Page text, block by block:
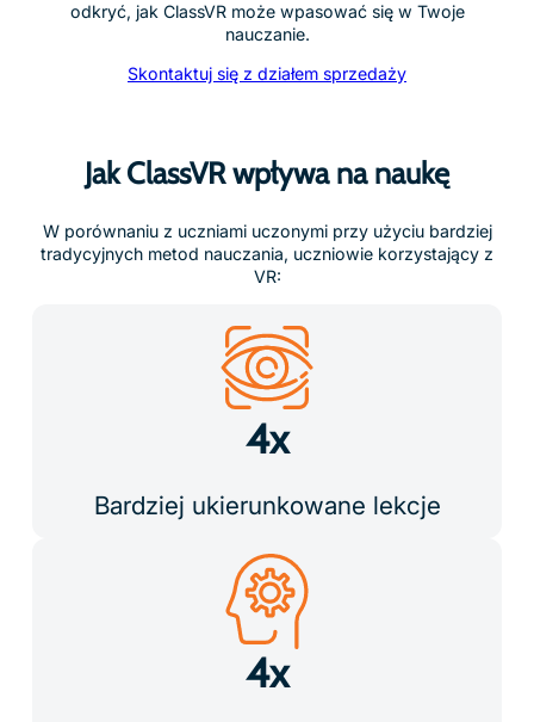
odkryć, jak ClassVR może wpasować się w Twoje
nauczanie.
Skontaktuj się z działem sprzedaży
Jak ClassVR wpływa na naukę
W porównaniu z uczniami uczonymi przy użyciu bardziej
tradycyjnych metod nauczania, uczniowie korzystający z
VR:
4x
Bardziej ukierunkowane lekcje
4x